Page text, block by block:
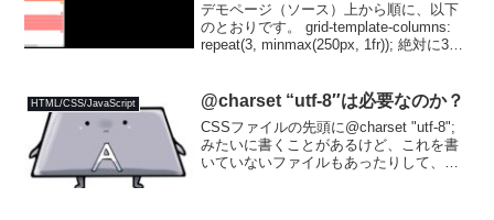
デモページ（ソース）上から順に、以下
のとおりです。 grid-template-columns:
repeat(3, minmax(250px, 1fr)); 絶対に3カ
HTML/CSS/JavaScript @charset “utf-8″は必要なのか？
CSSファイルの先頭に@charset "utf-8";
みたいに書くことがあるけど、これを書
いていないファイルもあったりして、